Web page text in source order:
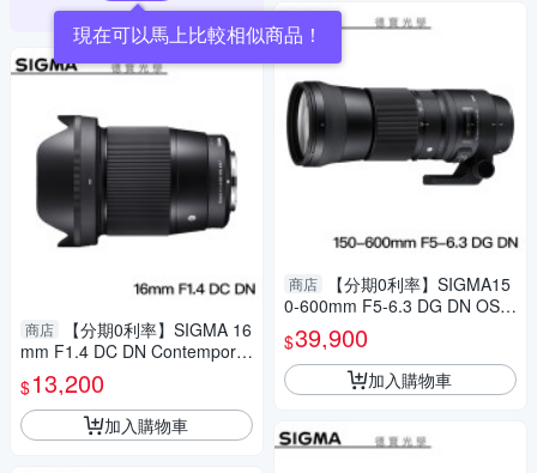
現在可以馬上比較相似商品！
商店
【分期0利率】SIGMA 16
mm F1.4 DC DN Contemporar
y for M4/3 恆伸公司貨 免運 德
寶光學 雲海季 廣角
$13,200
加入購物車
商店
【分期0利率】SIGMA15
0-600mm F5-6.3 DG DN OS S
ports 總代理公司貨 E-mount
飛羽 追星 棒球 必備
$39,900
加入購物車